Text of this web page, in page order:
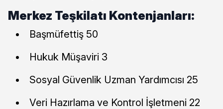
Merkez Teşkilatı Kontenjanları:
Başmüfettiş 50
Hukuk Müşaviri 3
Sosyal Güvenlik Uzman Yardımcısı 25
Veri Hazırlama ve Kontrol İşletmeni 22